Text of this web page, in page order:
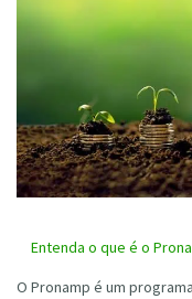
Entenda o que é o
O Pronamp é um